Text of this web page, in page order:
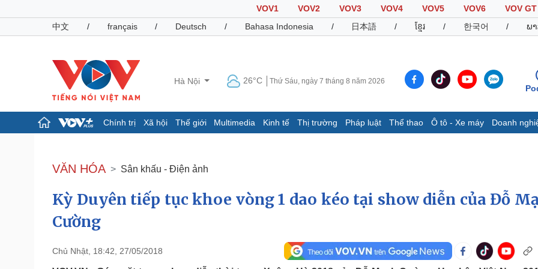
VOV1 VOV2 VOV3 VOV4 VOV5 VOV6
VOV GT
中文
/ français / Deutsch / Bahasa Indonesia / 日本語 / ខ្មែរ / 한국어 / ພ
Hà Nội 26°C Thứ Sáu, ngày 7 tháng 8 năm 2026
Chính trị Xã hội Thế giới Multimedia Kinh tế Thị trường Pháp luật Thể thao Ô tô - Xe máy Doanh
Đảng
Tổ chức nhân sự
Nhận diện sự thật
Tin 24h
Dự báo thời tiết
Dấu ấn VOV
E-Magazine
Infographic
Pháp luật
Thể thao
Bóng đá
Ô tô - Xe máy
Ô tô
VĂN HÓA Sân khấu - Điện ảnh
Kỳ Duyên tiếp tục khoe vòng 1 dao kéo tại show diễn của Đỗ
Cường
Chủ Nhật, 18:42, 27/05/2018